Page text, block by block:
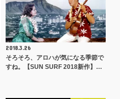
2018.3.26
そろそろ、アロハが気になる季節で
すね。【SUN SURF 2018新作】…